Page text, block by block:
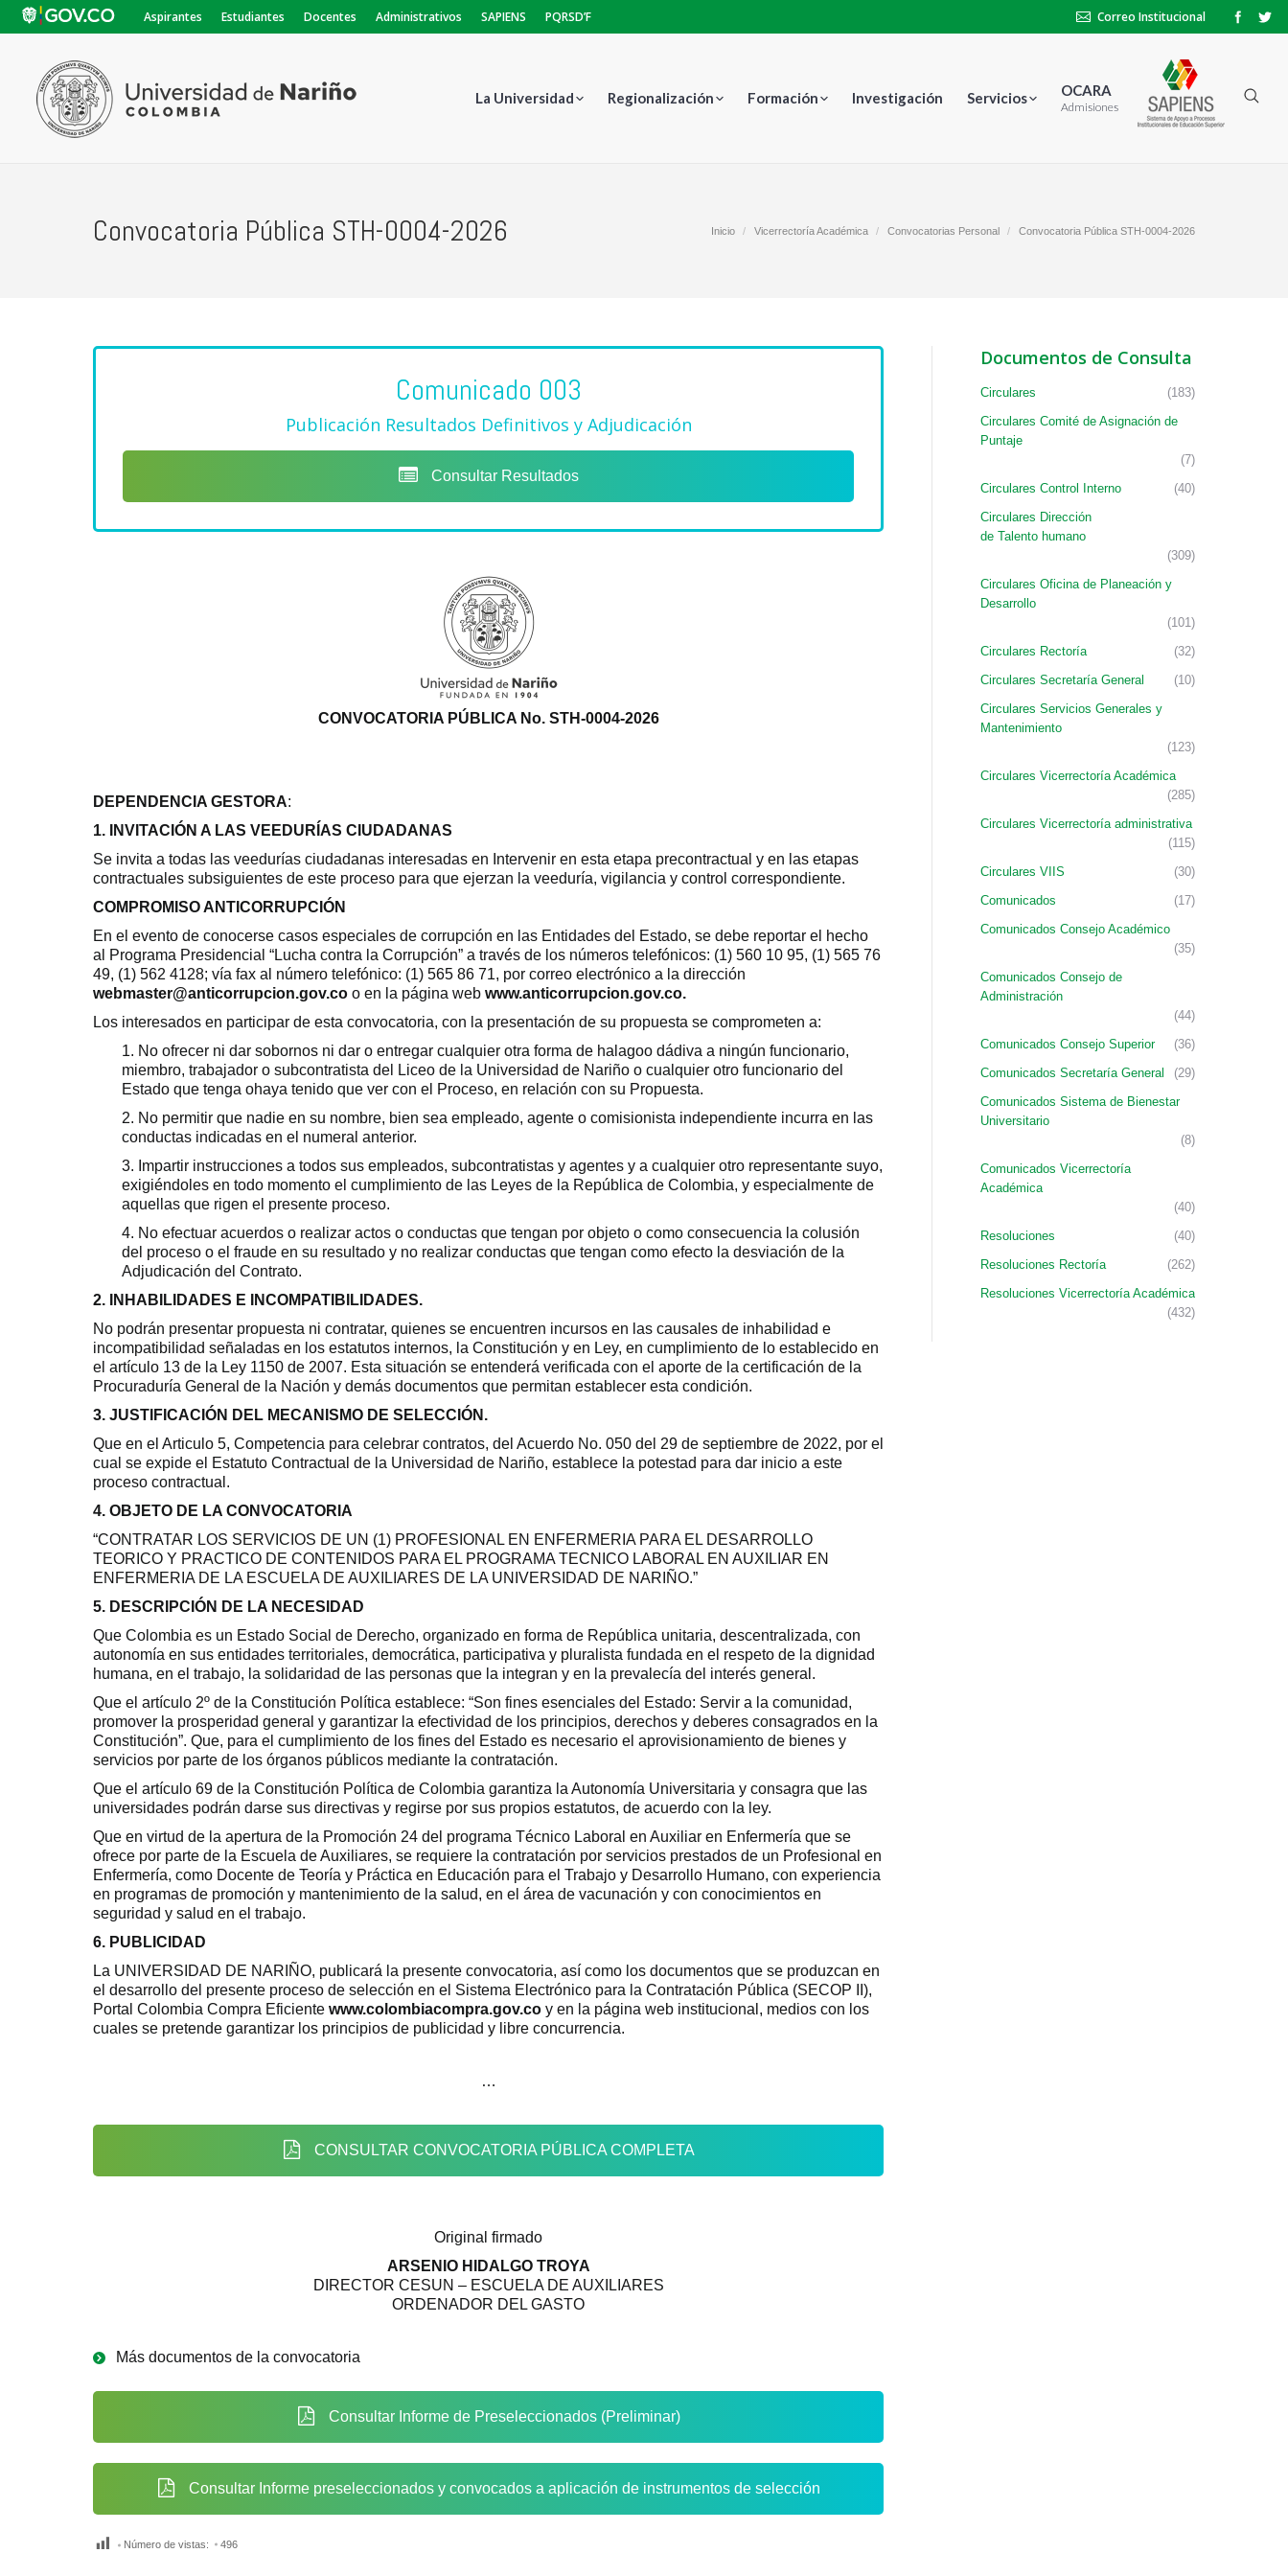
Aspirantes Estudiantes Docentes Administrativos SAPIENS PQRSD’F Correo Institucional
La Universidad Regionalización Formación Investigación Servicios OCARA
Admisiones
Convocatoria Pública STH-0004-2026 Inicio Vicerrectoría Académica Convocatorias Personal Convocatoria Pública STH-0004-2026
Comunicado 003
Publicación Resultados Definitivos y Adjudicación
Consultar Resultados
CONVOCATORIA PÚBLICA No. STH-0004-2026
DEPENDENCIA GESTORA:
1. INVITACIÓN A LAS VEEDURÍAS CIUDADANAS
Se invita a todas las veedurías ciudadanas interesadas en Intervenir en esta etapa precontractual y en las etapas
contractuales subsiguientes de este proceso para que ejerzan la veeduría, vigilancia y control correspondiente.
COMPROMISO ANTICORRUPCIÓN
En el evento de conocerse casos especiales de corrupción en las Entidades del Estado, se debe reportar el hecho
al Programa Presidencial “Lucha contra la Corrupción” a través de los números telefónicos: (1) 560 10 95, (1) 565 76
49, (1) 562 4128; vía fax al número telefónico: (1) 565 86 71, por correo electrónico a la dirección
webmaster@anticorrupcion.gov.co o en la página web www.anticorrupcion.gov.co.
Los interesados en participar de esta convocatoria, con la presentación de su propuesta se comprometen a:
1. No ofrecer ni dar sobornos ni dar o entregar cualquier otra forma de halagoo dádiva a ningún funcionario,
miembro, trabajador o subcontratista del Liceo de la Universidad de Nariño o cualquier otro funcionario del
Estado que tenga ohaya tenido que ver con el Proceso, en relación con su Propuesta.
2. No permitir que nadie en su nombre, bien sea empleado, agente o comisionista independiente incurra en las
conductas indicadas en el numeral anterior.
3. Impartir instrucciones a todos sus empleados, subcontratistas y agentes y a cualquier otro representante suyo,
exigiéndoles en todo momento el cumplimiento de las Leyes de la República de Colombia, y especialmente de
aquellas que rigen el presente proceso.
4. No efectuar acuerdos o realizar actos o conductas que tengan por objeto o como consecuencia la colusión
del proceso o el fraude en su resultado y no realizar conductas que tengan como efecto la desviación de la
Adjudicación del Contrato.
2. INHABILIDADES E INCOMPATIBILIDADES.
No podrán presentar propuesta ni contratar, quienes se encuentren incursos en las causales de inhabilidad e
incompatibilidad señaladas en los estatutos internos, la Constitución y en Ley, en cumplimiento de lo establecido en
el artículo 13 de la Ley 1150 de 2007. Esta situación se entenderá verificada con el aporte de la certificación de la
Procuraduría General de la Nación y demás documentos que permitan establecer esta condición.
3. JUSTIFICACIÓN DEL MECANISMO DE SELECCIÓN.
Que en el Articulo 5, Competencia para celebrar contratos, del Acuerdo No. 050 del 29 de septiembre de 2022, por el
cual se expide el Estatuto Contractual de la Universidad de Nariño, establece la potestad para dar inicio a este
proceso contractual.
4. OBJETO DE LA CONVOCATORIA
“CONTRATAR LOS SERVICIOS DE UN (1) PROFESIONAL EN ENFERMERIA PARA EL DESARROLLO
TEORICO Y PRACTICO DE CONTENIDOS PARA EL PROGRAMA TECNICO LABORAL EN AUXILIAR EN
ENFERMERIA DE LA ESCUELA DE AUXILIARES DE LA UNIVERSIDAD DE NARIÑO.”
5. DESCRIPCIÓN DE LA NECESIDAD
Que Colombia es un Estado Social de Derecho, organizado en forma de República unitaria, descentralizada, con
autonomía en sus entidades territoriales, democrática, participativa y pluralista fundada en el respeto de la dignidad
humana, en el trabajo, la solidaridad de las personas que la integran y en la prevalecía del interés general.
Que el artículo 2º de la Constitución Política establece: “Son fines esenciales del Estado: Servir a la comunidad,
promover la prosperidad general y garantizar la efectividad de los principios, derechos y deberes consagrados en la
Constitución”. Que, para el cumplimiento de los fines del Estado es necesario el aprovisionamiento de bienes y
servicios por parte de los órganos públicos mediante la contratación.
Que el artículo 69 de la Constitución Política de Colombia garantiza la Autonomía Universitaria y consagra que las
universidades podrán darse sus directivas y regirse por sus propios estatutos, de acuerdo con la ley.
Que en virtud de la apertura de la Promoción 24 del programa Técnico Laboral en Auxiliar en Enfermería que se
ofrece por parte de la Escuela de Auxiliares, se requiere la contratación por servicios prestados de un Profesional en
Enfermería, como Docente de Teoría y Práctica en Educación para el Trabajo y Desarrollo Humano, con experiencia
en programas de promoción y mantenimiento de la salud, en el área de vacunación y con conocimientos en
seguridad y salud en el trabajo.
6. PUBLICIDAD
La UNIVERSIDAD DE NARIÑO, publicará la presente convocatoria, así como los documentos que se produzcan en
el desarrollo del presente proceso de selección en el Sistema Electrónico para la Contratación Pública (SECOP II),
Portal Colombia Compra Eficiente www.colombiacompra.gov.co y en la página web institucional, medios con los
cuales se pretende garantizar los principios de publicidad y libre concurrencia.
…
CONSULTAR CONVOCATORIA PÚBLICA COMPLETA
Original firmado
ARSENIO HIDALGO TROYA
DIRECTOR CESUN – ESCUELA DE AUXILIARES
ORDENADOR DEL GASTO
Más documentos de la convocatoria
Consultar Informe de Preseleccionados (Preliminar)
Consultar Informe preseleccionados y convocados a aplicación de instrumentos de selección
Número de vistas: 496
Documentos de Consulta
Circulares
(183)
Circulares Comité de Asignación de
Puntaje
(7)
Circulares Control Interno
(40)
Circulares Dirección
de Talento humano
(309)
Circulares Oficina de Planeación y
Desarrollo
(101)
Circulares Rectoría
(32)
Circulares Secretaría General
(10)
Circulares Servicios Generales y
Mantenimiento
(123)
Circulares Vicerrectoría Académica
(285)
Circulares Vicerrectoría administrativa
(115)
Circulares VIIS
(30)
Comunicados
(17)
Comunicados Consejo Académico
(35)
Comunicados Consejo de
Administración
(44)
Comunicados Consejo Superior
(36)
Comunicados Secretaría General
(29)
Comunicados Sistema de Bienestar
Universitario
(8)
Comunicados Vicerrectoría
Académica
(40)
Resoluciones
(40)
Resoluciones Rectoría
(262)
Resoluciones Vicerrectoría Académica
(432)